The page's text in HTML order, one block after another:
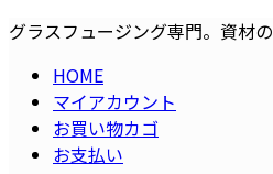
コ
ナ
グラスフュージング専門。資材
HOME
マイアカウント
お買い物カゴ
お支払い